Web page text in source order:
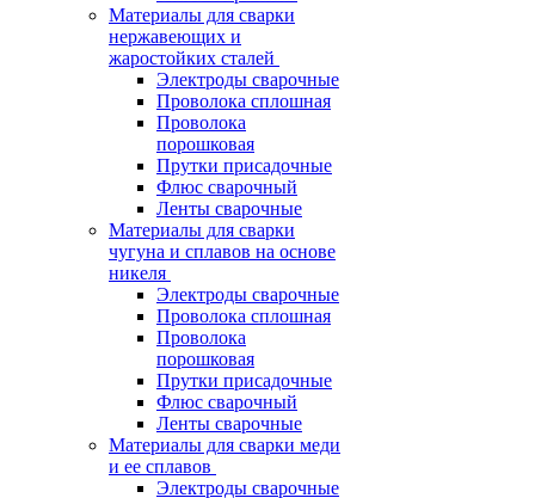
Материалы для сварки
нержавеющих и
жаростойких сталей
Электроды сварочные
Проволока сплошная
Проволока
порошковая
Прутки присадочные
Флюс сварочный
Ленты сварочные
Материалы для сварки
чугуна и сплавов на основе
никеля
Электроды сварочные
Проволока сплошная
Проволока
порошковая
Прутки присадочные
Флюс сварочный
Ленты сварочные
Материалы для сварки меди
и ее сплавов
Электроды сварочные